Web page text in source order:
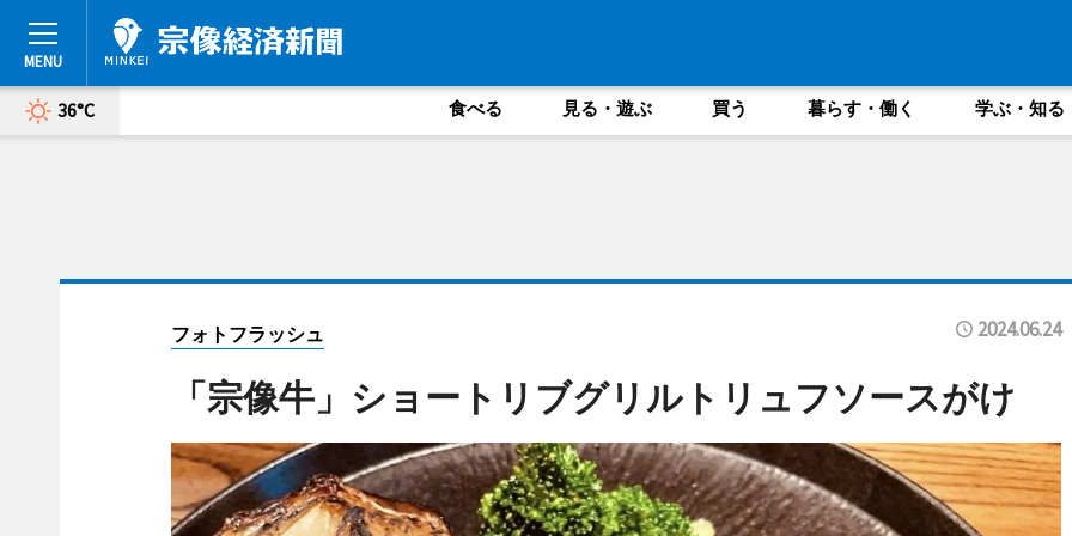
36°C 食べる 見る・遊ぶ 買う 暮らす・働く 学ぶ・知る
フォトフラッシュ 2024.06.24
「宗像牛」ショートリブグリルトリュフソースがけ